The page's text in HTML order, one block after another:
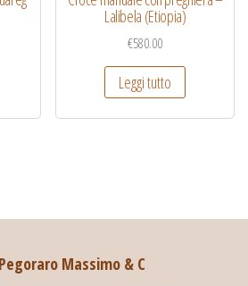
Lalibela (Etiopia)
€580.00
Leggi tutto
Massimo & C